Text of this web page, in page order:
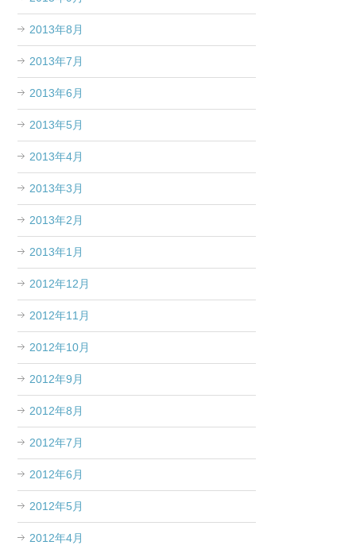
2013年8月
2013年7月
2013年6月
2013年5月
2013年4月
2013年3月
2013年2月
2013年1月
2012年12月
2012年11月
2012年10月
2012年9月
2012年8月
2012年7月
2012年6月
2012年5月
2012年4月